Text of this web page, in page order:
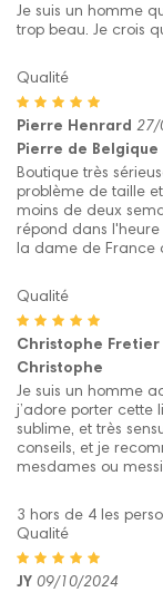
Je suis un homme
trop beau. Je crois
Qualité
Pierre Henrard 27/
Pierre de Belgique
Boutique très
problème de taille
moins de deux
répond dans l'heure
la dame de France
Qualité
Christophe Fretier
Christophe
Je suis un homme
j’adore porter cette
sublime, et très
conseils, et je
mesdames ou
3 hors de 4 les
Qualité
JY 09/10/2024